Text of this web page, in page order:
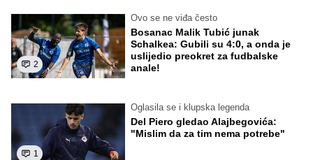
2
Ovo se ne viđa često
Bosanac Malik Tubić junak
Schalkea: Gubili su 4:0, a onda je
uslijedio preokret za fudbalske
anale!
1
Oglasila se i klupska legenda
Del Piero gledao Alajbegovića:
"Mislim da za tim nema potrebe"